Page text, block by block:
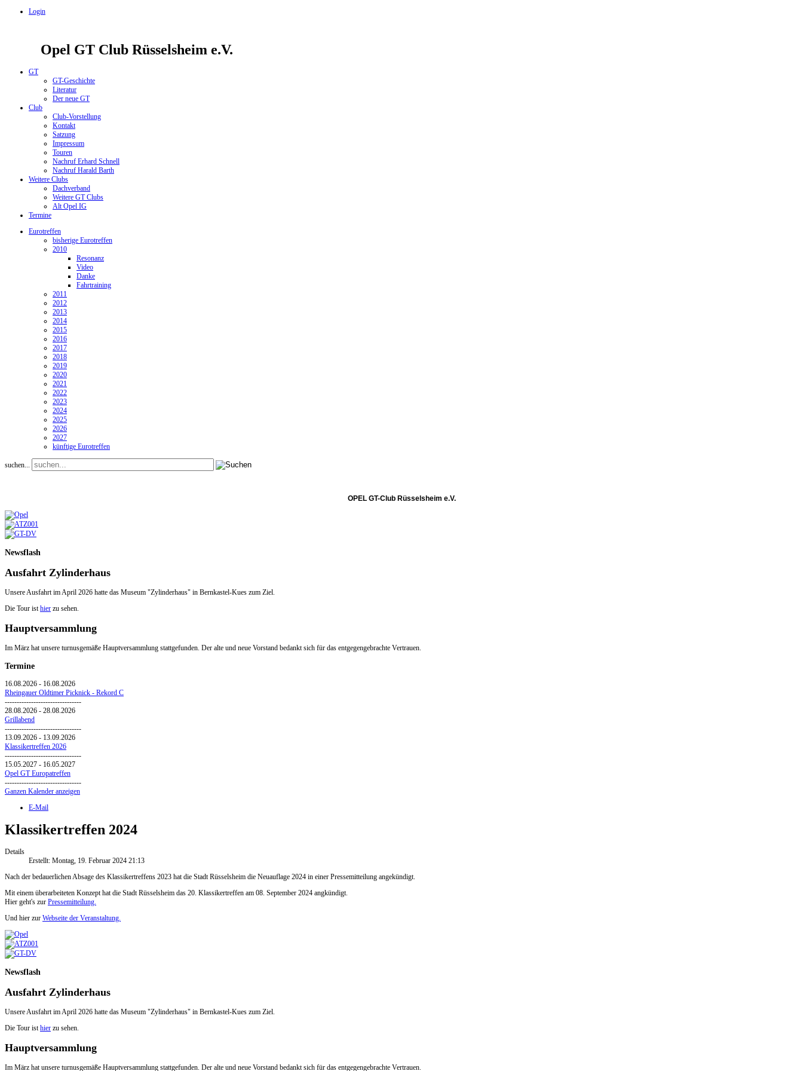
Login
Opel GT Club Rüsselsheim e.V.
GT
GT-Geschichte
Literatur
Der neue GT
Club
Club-Vorstellung
Kontakt
Satzung
Impressum
Touren
Nachruf Erhard Schnell
Nachruf Harald Barth
Weitere Clubs
Dachverband
Weitere GT Clubs
Alt Opel IG
Termine
Eurotreffen
bisherige Eurotreffen
2010
Resonanz
Video
Danke
Fahrtraining
2011
2012
2013
2014
2015
2016
2017
2018
2019
2020
2021
2022
2023
2024
2025
2026
2027
künftige Eurotreffen
suchen...
OPEL GT-Club Rüsselsheim e.V.
Newsflash
Ausfahrt Zylinderhaus
Unsere Ausfahrt im April 2026 hatte das Museum "Zylinderhaus" in Bernkastel-Kues zum Ziel.
Die Tour isthier zu sehen.
Hauptversammlung
Im März hat unsere turnusgemäße Hauptversammlung stattgefunden. Der alte und neue Vorstand bedankt sich für das entgegengebrachte Vertrauen.
Termine
16.08.2026 - 16.08.2026
Rheingauer Oldtimer Picknick - Rekord C
--------------------------------
28.08.2026 - 28.08.2026
Grillabend
--------------------------------
13.09.2026 - 13.09.2026
Klassikertreffen 2026
--------------------------------
15.05.2027 - 16.05.2027
Opel GT Europatreffen
--------------------------------
Ganzen Kalender anzeigen
E-Mail
Klassikertreffen 2024
Details
Erstellt: Montag, 19. Februar 2024 21:13
Nach der bedauerlichen Absage des Klassikertreffens 2023 hat die Stadt Rüsselsheim die Neuauflage 2024 in einer Pressemitteilung angekündigt.
Mit einem überarbeiteten Konzept hat die Stadt Rüsselsheim das 20. Klassikertreffen am 08. September 2024 angkündigt.
Hier geht's zur Pressemitteilung.
Und hier zur Webseite der Veranstaltung.
Newsflash
Ausfahrt Zylinderhaus
Unsere Ausfahrt im April 2026 hatte das Museum "Zylinderhaus" in Bernkastel-Kues zum Ziel.
Die Tour isthier zu sehen.
Hauptversammlung
Im März hat unsere turnusgemäße Hauptversammlung stattgefunden. Der alte und neue Vorstand bedankt sich für das entgegengebrachte Vertrauen.